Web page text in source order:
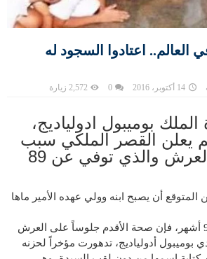
اعتادوا السجود له
14 أكتوبر، 2016 0 2,572 زيارة
بوميبول ادولياديج،
يعلن القصر الملكي سبب
وفاة أطول ملوك العالم بقاء على العرش والذي توفي عن 89
أن يصبح ابنه وولي عهده الأمير ماها
ووفقا لموقع العربية نت كما توقعت وسائل الإعلام قبل 9 أشهر، فإن صحة الأقدم جلوساً على العرش
بوميبول أدولياديج، تدهورت مؤخراً لحزنه